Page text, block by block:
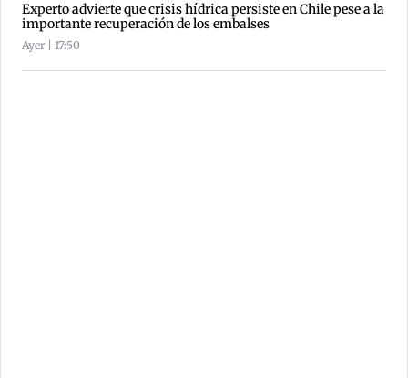
Experto advierte que crisis hídrica persiste en Chile pese a la
importante recuperación de los embalses
Ayer | 17:50